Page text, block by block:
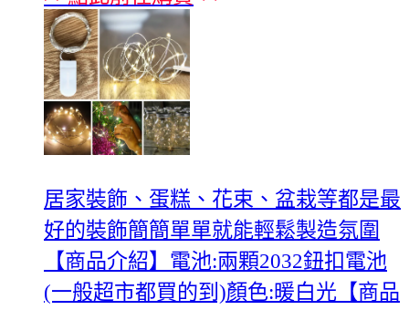
居家裝飾、蛋糕、花束、盆栽等都是最
好的裝飾簡簡單單就能輕鬆製造氛圍
【商品介紹】電池:兩顆2032鈕扣電池
(一般超市都買的到)顏色:暖白光【商品